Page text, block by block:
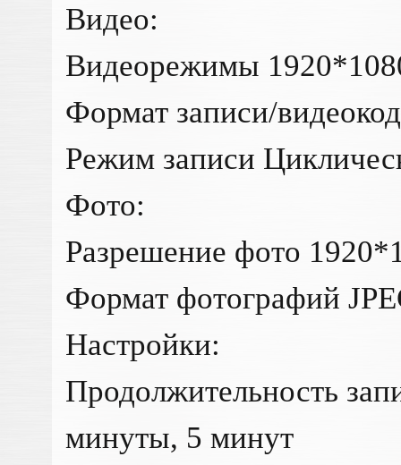
Видео:
Видеорежимы
Формат записи/
Режим записи
Фото:
Разрешение фото
Формат фотографий
Настройки:
Продолжительность
минуты, 5 минут